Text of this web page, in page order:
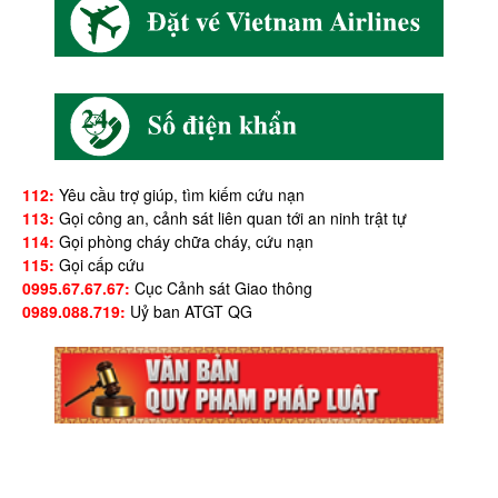
112: Yêu cầu trợ giúp, tìm kiếm cứu nạn
113: Gọi công an, cảnh sát liên quan tới an ninh trật tự
114: Gọi phòng cháy chữa cháy, cứu nạn
115: Gọi cấp cứu
0995.67.67.67: Cục Cảnh sát Giao thông
0989.088.719: Uỷ ban ATGT QG